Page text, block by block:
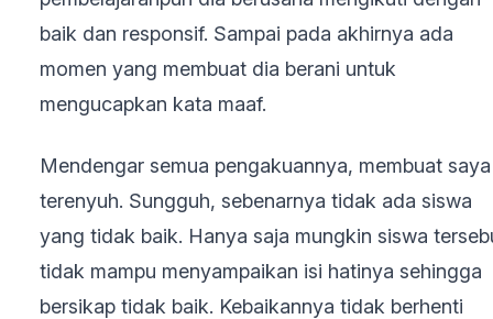
baik dan responsif. Sampai pada akhirnya ada
momen yang membuat dia berani untuk
mengucapkan kata maaf.
Mendengar semua pengakuannya, membuat saya
terenyuh. Sungguh, sebenarnya tidak ada siswa
yang tidak baik. Hanya saja mungkin siswa
tidak mampu menyampaikan isi hatinya sehingga
bersikap tidak baik. Kebaikannya tidak berhenti